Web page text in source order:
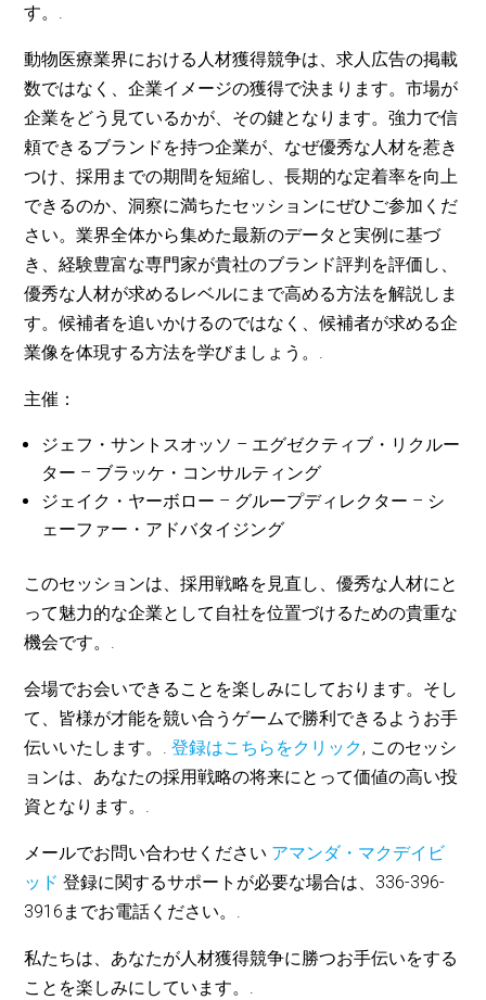
す。.
動物医療業界における人材獲得競争は、求人広告の掲載
数ではなく、企業イメージの獲得で決まります。市場が
企業をどう見ているかが、その鍵となります。強力で信
頼できるブランドを持つ企業が、なぜ優秀な人材を惹き
つけ、採用までの期間を短縮し、長期的な定着率を向上
できるのか、洞察に満ちたセッションにぜひご参加くだ
さい。業界全体から集めた最新のデータと実例に基づ
き、経験豊富な専門家が貴社のブランド評判を評価し、
優秀な人材が求めるレベルにまで高める方法を解説しま
す。候補者を追いかけるのではなく、候補者が求める企
業像を体現する方法を学びましょう。.
主催：
ジェフ・サントスオッソ – エグゼクティブ・リクルー
ター – ブラッケ・コンサルティング
ジェイク・ヤーボロー – グループディレクター – シ
ェーファー・アドバタイジング
このセッションは、採用戦略を見直し、優秀な人材にと
って魅力的な企業として自社を位置づけるための貴重な
機会です。.
会場でお会いできることを楽しみにしております。そし
て、皆様が才能を競い合うゲームで勝利できるようお手
伝いいたします。.登録はこちらをクリック, このセッシ
ョンは、あなたの採用戦略の将来にとって価値の高い投
資となります。.
メールでお問い合わせください アマンダ・マクデイビ
ッド 登録に関するサポートが必要な場合は、336-396-
3916までお電話ください。.
私たちは、あなたが人材獲得競争に勝つお手伝いをする
ことを楽しみにしています。.